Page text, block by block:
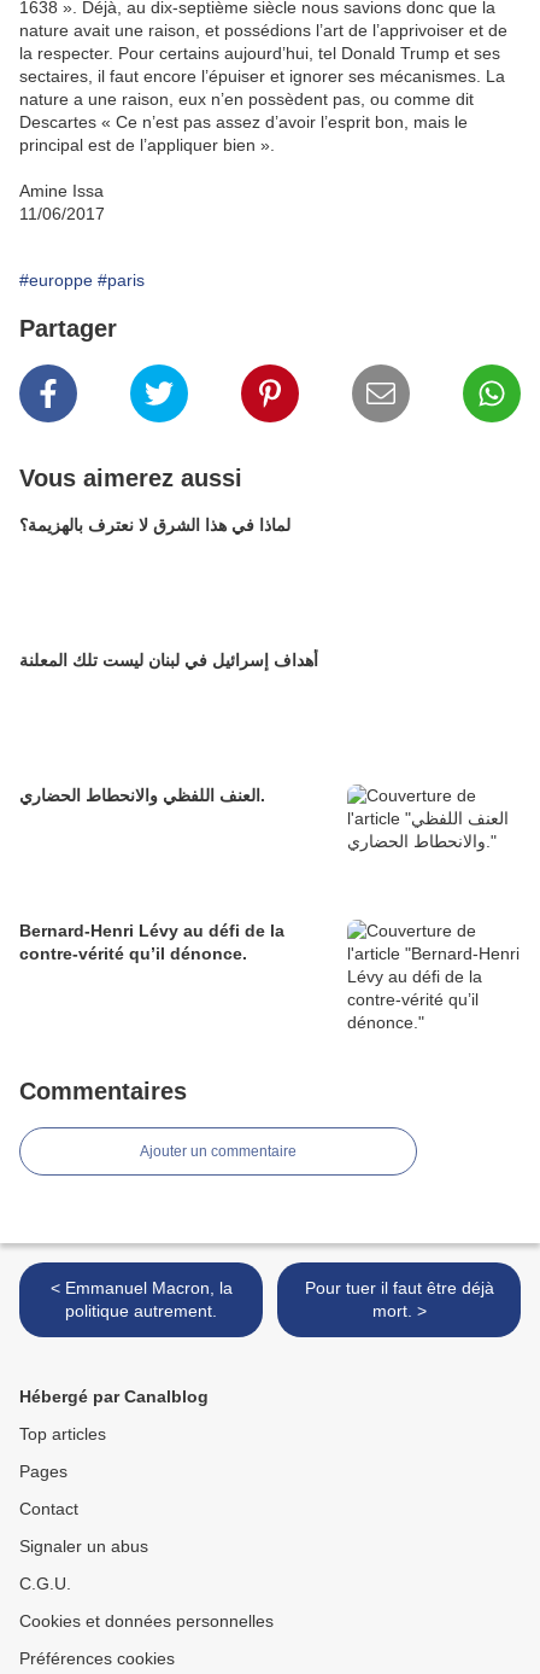
1638 ». Déjà, au dix-septième siècle nous savions donc que la
nature avait une raison, et possédions l’art de l’apprivoiser et de
la respecter. Pour certains aujourd’hui, tel Donald Trump et ses
sectaires, il faut encore l’épuiser et ignorer ses mécanismes. La
nature a une raison, eux n’en possèdent pas, ou comme dit
Descartes « Ce n’est pas assez d’avoir l’esprit bon, mais le
principal est de l’appliquer bien ».
Amine Issa
11/06/2017
#europpe #paris
Partager
Vous aimerez aussi
لماذا في هذا الشرق لا نعترف بالهزيمة؟
أهداف إسرائيل في لبنان ليست تلك المعلنة
العنف اللفظي والانحطاط الحضاري.
Bernard-Henri Lévy au défi de la
contre-vérité qu’il dénonce.
Commentaires
Ajouter un commentaire
< Emmanuel Macron, la
politique autrement.
Pour tuer il faut être déjà
mort. >
Hébergé par Canalblog
Top articles
Pages
Contact
Signaler un abus
C.G.U.
Cookies et données personnelles
Préférences cookies